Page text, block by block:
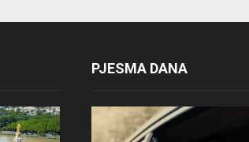
PJESMA DANA